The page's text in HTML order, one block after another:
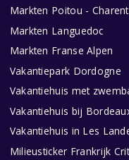
Markten Poitou -
Markten Languedoc
Markten Franse Alpen
Vakantiepark Dordogne
Vakantiehuis met
Vakantiehuis bij
Vakantiehuis in Les
Milieusticker Frankrijk